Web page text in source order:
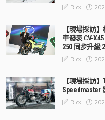
Rick
【現場採訪
車發表 CV-
250 同步升級
Rick
【現場採訪
Speedmaster
Rick